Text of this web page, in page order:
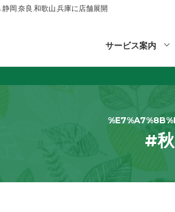
岡,奈良,和歌山,兵庫に店舗展開
サービス案内
#